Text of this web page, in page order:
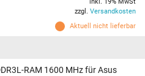
Aktuell nicht lieferbar
inkl. 19% MwSt
zzgl. Versandkosten
RAM 1600 MHz für Asus